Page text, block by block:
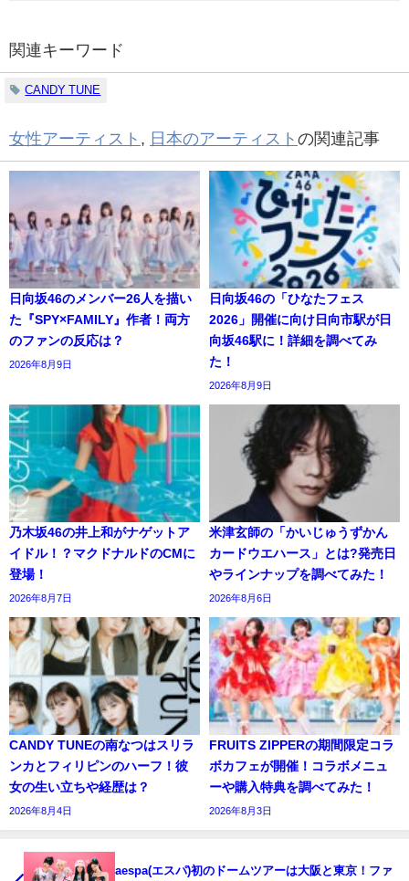
関連キーワード
CANDY TUNE
女性アーティスト , 日本のアーティスト の関連記事
日向坂46のメンバー26人を描い
た『SPY×FAMILY』作者！両方
のファンの反応は？
2026年8月9日
日向坂46の「ひなたフェス
2026」開催に向け日向市駅が日
向坂46駅に！詳細を調べてみ
た！
2026年8月9日
乃木坂46の井上和がナゲットア
イドル！？マクドナルドのCMに
登場！
2026年8月7日
米津玄師の「かいじゅうずかん
カードウエハース」とは?発売日
やラインナップを調べてみた！
2026年8月6日
CANDY TUNEの南なつはスリラ
ンカとフィリピンのハーフ！彼
女の生い立ちや経歴は？
2026年8月4日
FRUITS ZIPPERの期間限定コラ
ボカフェが開催！コラボメニュ
ーや購入特典を調べてみた！
2026年8月3日
aespa(エスパ)初のドームツアーは大阪と東京！ファ